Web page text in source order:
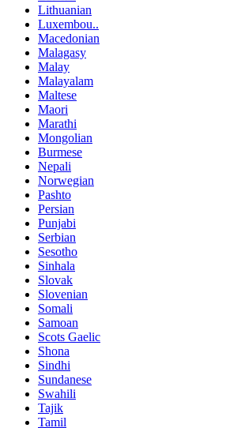
Lithuanian
Luxembou..
Macedonian
Malagasy
Malay
Malayalam
Maltese
Maori
Marathi
Mongolian
Burmese
Nepali
Norwegian
Pashto
Persian
Punjabi
Serbian
Sesotho
Sinhala
Slovak
Slovenian
Somali
Samoan
Scots Gaelic
Shona
Sindhi
Sundanese
Swahili
Tajik
Tamil